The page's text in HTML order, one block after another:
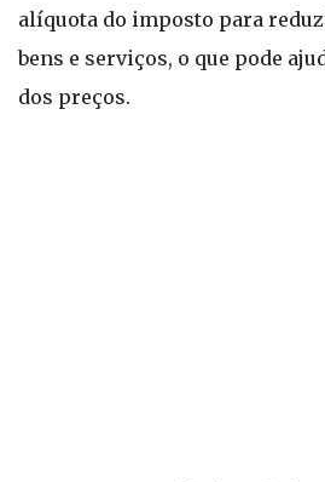
alíquota do imposto para
bens e serviços, o que pode
dos preços.